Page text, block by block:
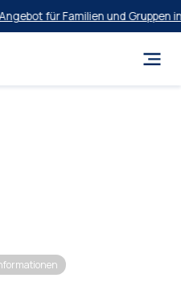
für Familien und Gruppen